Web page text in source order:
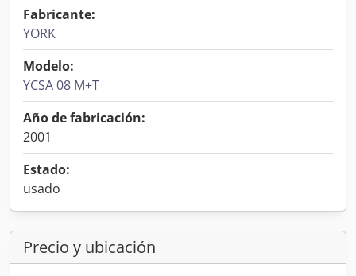
Fabricante:
YORK
Modelo:
YCSA 08 M+T
Año de fabricación:
2001
Estado:
usado
Precio y ubicación